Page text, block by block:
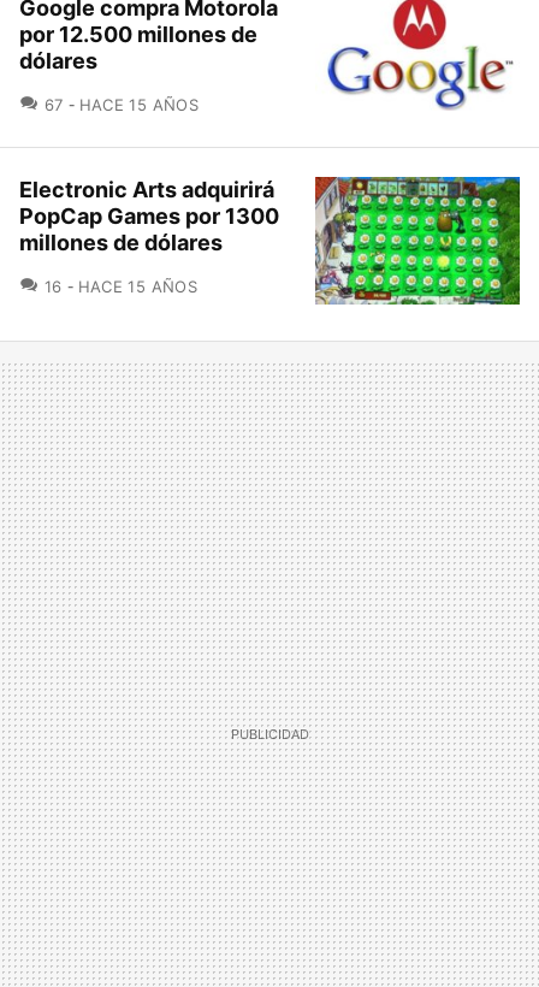
Google compra Motorola
por 12.500 millones de
dólares
67 COMENTARIOS
HACE 15 AÑOS
Electronic Arts adquirirá
PopCap Games por 1300
millones de dólares
16 COMENTARIOS
HACE 15 AÑOS